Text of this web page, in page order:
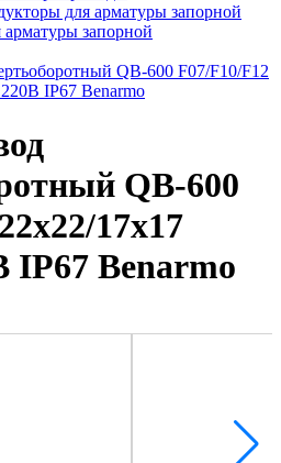
для арматуры запорной
запорной
QB-600 F07/F10/F12
IP67 Benarmo
QB-600
17х17
IP67 Benarmo